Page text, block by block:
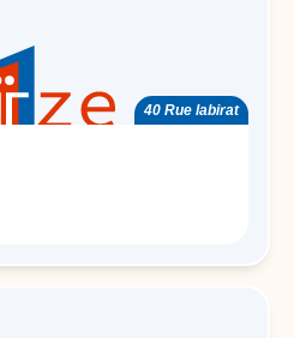
40 Rue labirat